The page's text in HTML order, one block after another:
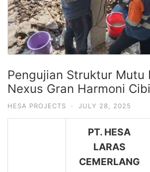
Pengujian Struktur Mutu
Nexus Gran Harmoni
HESA PROJECTS · JULY 28, 2025
PT. HESA
LARAS
CEMERLANG